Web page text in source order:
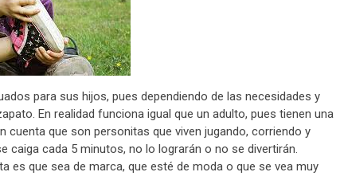
para sus hijos, pues dependiendo de las necesidades y
En realidad funciona igual que un adulto, pues tienen una
cuenta que son personitas que viven jugando, corriendo y
cada 5 minutos, no lo lograrán o no se divertirán.
es que sea de marca, que esté de moda o que se vea muy